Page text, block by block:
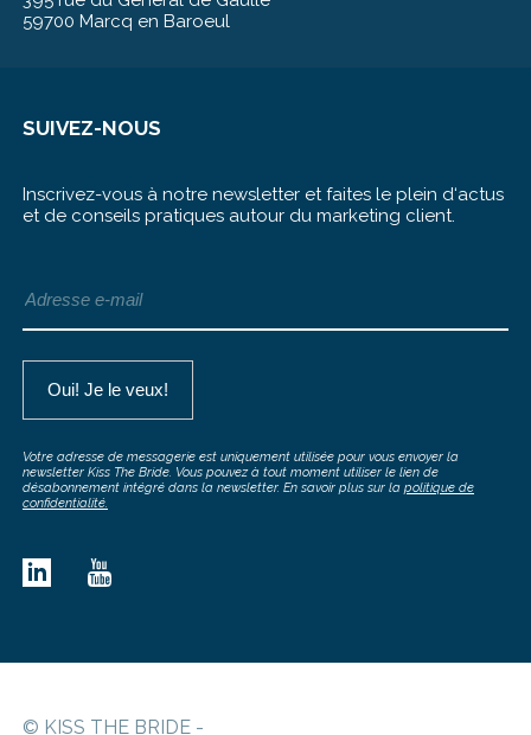
59700 Marcq en Baroeul
SUIVEZ-NOUS
Inscrivez-vous à notre newsletter et faites le plein d‘actus
et de conseils pratiques autour du marketing client.
Votre adresse de messagerie est uniquement utilisée pour vous envoyer la
newsletter Kiss The Bride. Vous pouvez à tout moment utiliser le lien de
désabonnement intégré dans la newsletter. En savoir plus sur la politique de
confidentialité.
© KISS THE BRIDE -